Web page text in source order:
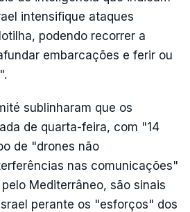
intensifique ataques
podendo recorrer a
embarcações e ferir ou
sublinharam que os
de quarta-feira, com "14
de "drones não
nas comunicações"
Mediterrâneo, são sinais
perante os "esforços" dos